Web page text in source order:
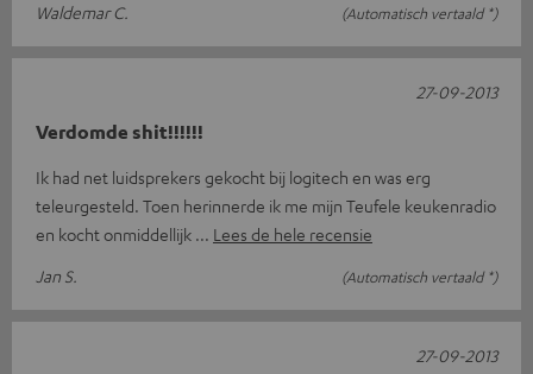
Waldemar C.
(Automatisch vertaald *)
Verdomde shit!!!!!!
Ik had net luidsprekers gekocht bij logitech en was erg
teleurgesteld. Toen herinnerde ik me mijn Teufele keukenradio
en kocht onmiddellijk
Lees de hele recensie
Jan S.
(Automatisch vertaald *)
27-09-2013
27-09-2013